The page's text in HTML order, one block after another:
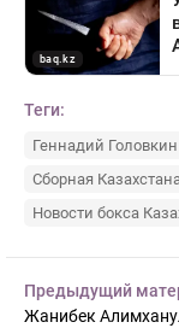
Теги:
Геннадий Головкин
Сборная
Новости бокса
Предыдущий
Жанибек